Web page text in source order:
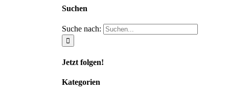
Suchen
Suche nach:
Jetzt folgen!
Kategorien